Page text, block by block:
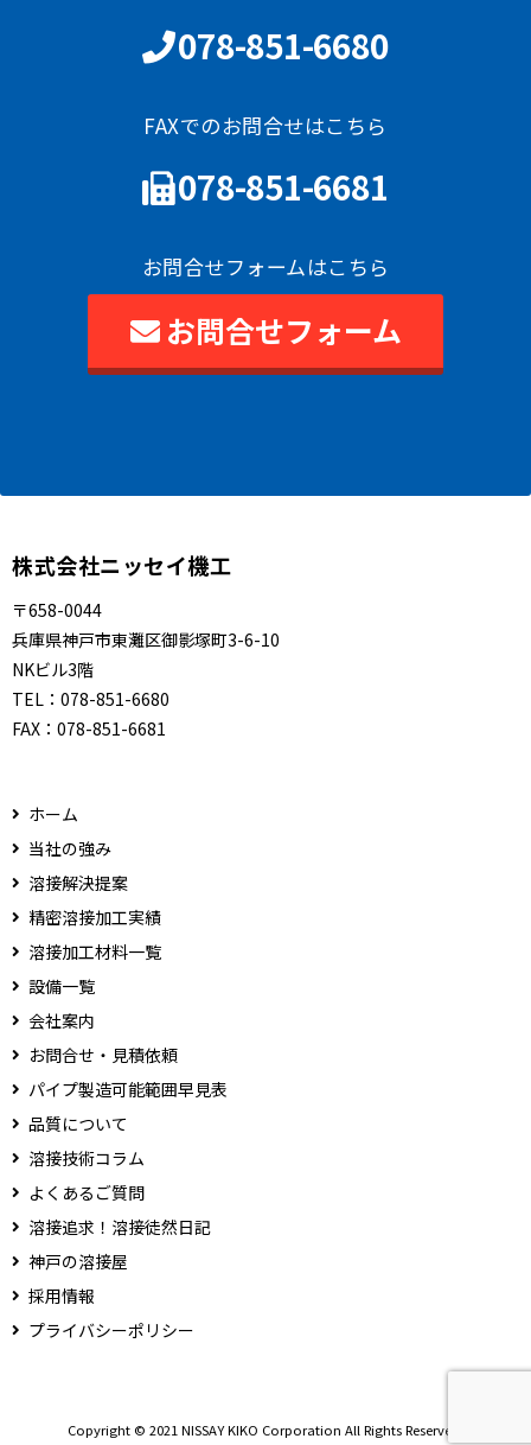
078-851-6680
FAXでのお問合せはこちら
078-851-6681
お問合せフォームはこちら
お問合せフォーム
株式会社ニッセイ機工
〒658-0044
兵庫県神戸市東灘区御影塚町3-6-10
NKビル3階
TEL： 078-851-6680
FAX： 078-851-6681
ホーム
当社の強み
溶接解決提案
精密溶接加工実績
溶接加工材料一覧
設備一覧
会社案内
お問合せ・見積依頼
パイプ製造可能範囲早見表
品質について
溶接技術コラム
よくあるご質問
溶接追求！溶接徒然日記
神戸の溶接屋
採用情報
プライバシーポリシー
Copyright © 2021 NISSAY KIKO Corporation All Rights Reserved.